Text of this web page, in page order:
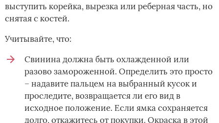
выступить корейка, вырезка или реберная часть, но
снятая с костей.
Учитывайте, что:
Свинина должна быть охлажденной или
разово замороженной. Определить это просто
– надавите пальцем на выбранный кусок и
проследите, возвращается ли его вид в
исходное положение. Если ямка сохраняется
долго, откажитесь от покупки. Окраска в этой